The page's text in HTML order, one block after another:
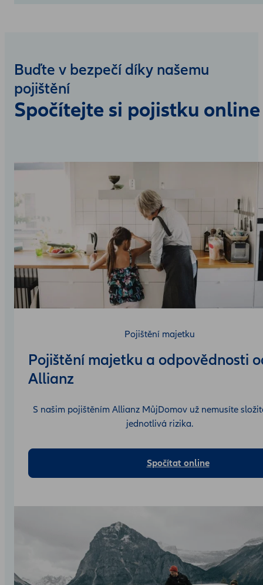
Buďte v bezpečí díky našemu
pojištění
Spočítejte si pojistku online
Pojištění majetku
Pojištění majetku a odpovědnosti
Allianz
S našim pojištěním Allianz MůjDomov už nemusíte
jednotlivá rizika.
Spočítat online